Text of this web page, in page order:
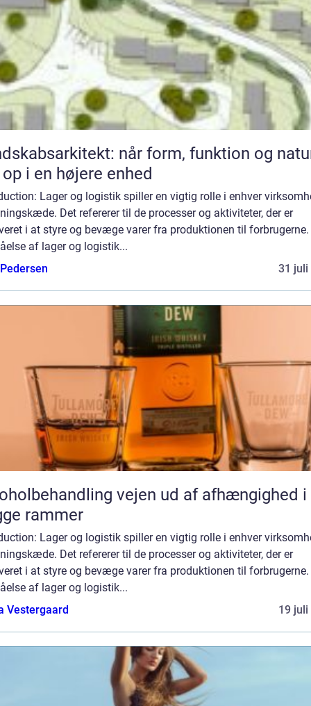
når form, funktion og
i en højere enhed
Lager og logistik spiller en vigtig rolle i enhver
Det refererer til de processer og aktiviteter, der er
i at styre og bevæge varer fra produktionen til forbrugerne.
af lager og logistik...
31 juli
vejen ud af afhængighed i
rammer
Lager og logistik spiller en vigtig rolle i enhver
Det refererer til de processer og aktiviteter, der er
i at styre og bevæge varer fra produktionen til forbrugerne.
af lager og logistik...
Vestergaard
19 juli